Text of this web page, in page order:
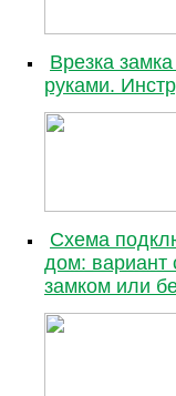
Врезка
руками.
Схема
дом: вариант
замком или